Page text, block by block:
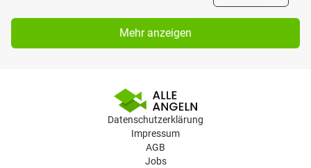
Mehr anzeigen
Datenschutzerklärung
Impressum
AGB
Jobs